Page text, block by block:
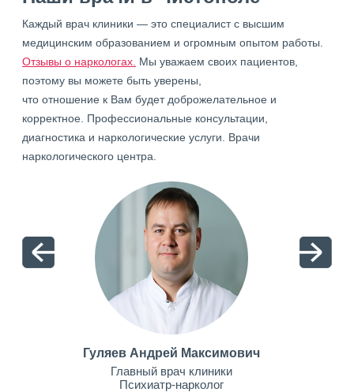
Каждый врач клиники — это специалист с высшим
медицинским образованием и огромным опытом работы.
Отзывы о наркологах. Мы уважаем своих пациентов,
поэтому вы можете быть уверены,
что отношение к Вам будет доброжелательное и
корректное. Профессиональные консультации,
диагностика и наркологические услуги. Врачи
наркологического центра.
Гуляев Андрей Максимович
Главный врач клиники
Психиатр-нарколог